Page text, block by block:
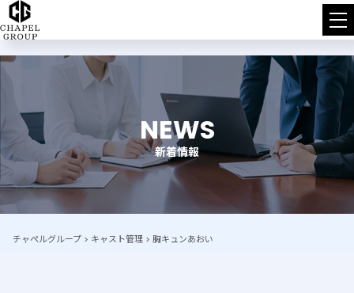
チ
ャ
ル
グ
ル
ー
NEWS
新着情報
チャペルグループ > キャスト管理 > 胸キュンあおい